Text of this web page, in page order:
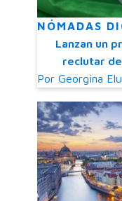
NÓMADAS
Lanzan un
reclutar
Por Georgina